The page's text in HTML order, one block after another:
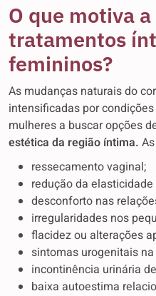
O que motiva
tratamentos
femininos?
As mudanças naturais do
intensificadas por
mulheres a buscar opções
estética da região íntima.
ressecamento vaginal;
redução da
desconforto nas
irregularidades nos
flacidez ou alterações
sintomas urogenitais
incontinência urinária
baixa autoestima